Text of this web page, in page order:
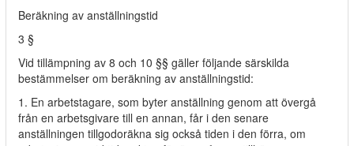
Beräkning av anställningstid
3 §
Vid tillämpning av 8 och 10 §§ gäller följande särskilda
bestämmelser om beräkning av anställningstid:
1. En arbetstagare, som byter anställning genom att övergå
från en arbetsgivare till en annan, får i den senare
anställningen tillgodoräkna sig också tiden i den förra, om